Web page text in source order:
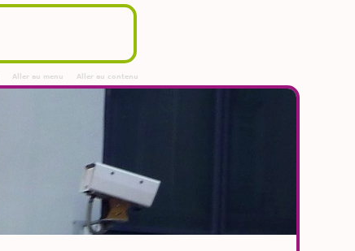
Aller au contenu
Aller au menu